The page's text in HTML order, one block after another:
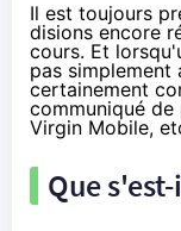
Il est toujours
disions encore
cours. Et
pas simplement
certainement
communiqué
Virgin Mobile,
Que